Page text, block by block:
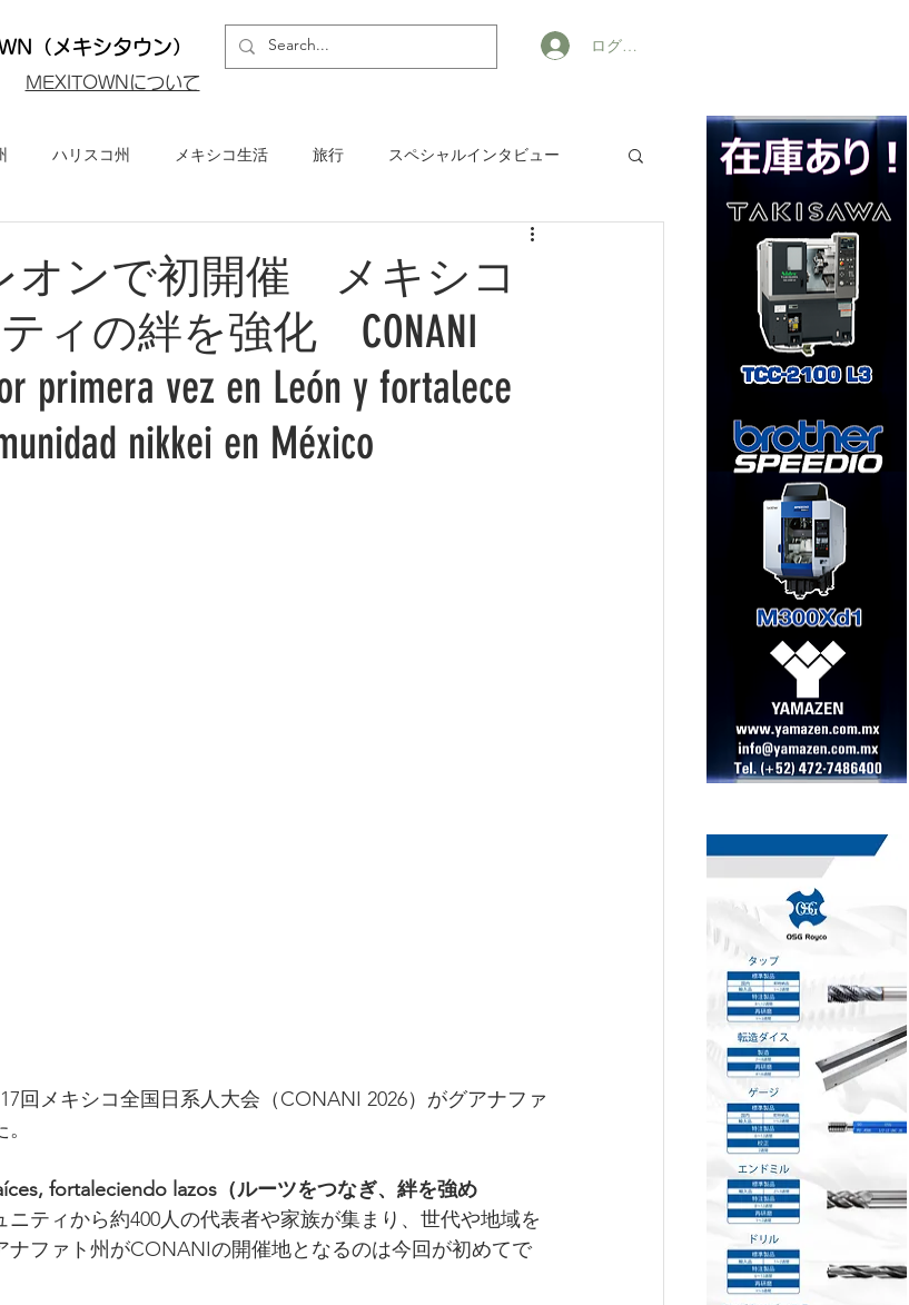
（メキシタウン）
MEXITOWNについて
ログイン
ハリスコ州 メキシコ生活 旅行 スペシャルインタビュー
コ・グルメ
レオンで初開催 メキシコ
ィの絆を強化 CONANI
primera vez en León y fortalece
nikkei en México
回メキシコ全国日系人大会（CONANI 2026）がグアナファ
fortaleciendo lazos（ルーツをつなぎ、絆を強め
ティから約400人の代表者や家族が集まり、世代や地域を
ナファト州がCONANIの開催地となるのは今回が初めてで